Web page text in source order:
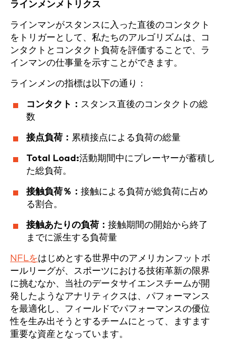
ラインメンメトリクス
ラインマンがスタンスに入った直後のコンタクト
をトリガーとして、私たちのアルゴリズムは、コ
ンタクトとコンタクト負荷を評価することで、ラ
インマンの仕事量を示すことができます。
ラインメンの指標は以下の通り：
コンタクト： スタンス直後のコンタクトの総
数
接点負荷： 累積接点による負荷の総量
Total Load:活動期間中にプレーヤーが蓄積し
た総負荷。
接触負荷％： 接触による負荷が総負荷に占め
る割合。
接触あたりの負荷： 接触期間の開始から終了
までに派生する負荷量
NFLをはじめとする世界中のアメリカンフットボ
ールリーグが、スポーツにおける技術革新の限界
に挑むなか、当社のデータサイエンスチームが開
発したようなアナリティクスは、パフォーマンス
を最適化し、フィールドでパフォーマンスの優位
性を生み出そうとするチームにとって、ますます
重要な資産となっています。